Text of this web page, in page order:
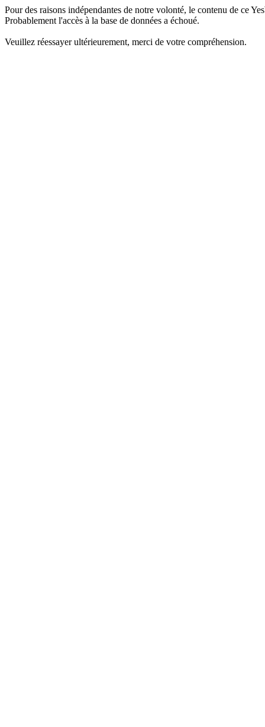
Pour des raisons indépendantes de notre volonté, le contenu de ce
Probablement l'accès à la base de données a échoué.
Veuillez réessayer ultérieurement, merci de votre compréhension.